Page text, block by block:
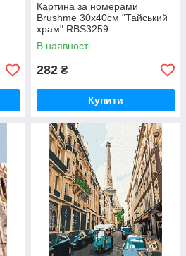
Картина за номерами
Brushme 30x40см "Тайський
храм" RBS3259
В наявності
282 ₴
Купити